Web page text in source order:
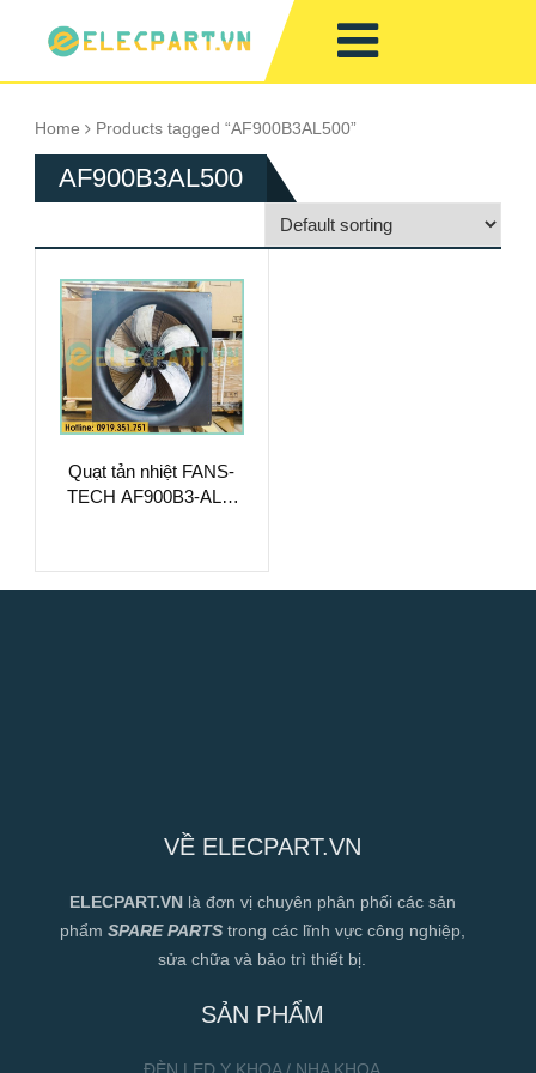
Home Products tagged “AF900B3AL500”
AF900B3AL500
Quạt tản nhiệt FANS-
TECH AF900B3-AL5-
VỀ ELECPART.VN
ELECPART.VN là đơn vị chuyên phân phối các sản
phẩm SPARE PARTStrong các lĩnh vực công nghiệp,
sửa chữa và bảo trì thiết bị.
SẢN PHẨM
ĐÈN LED Y KHOA / NHA KHOA